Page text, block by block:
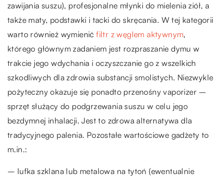
zawijania suszu), profesjonalne młynki do mielenia ziół, a
także maty, podstawki i tacki do skręcania. W tej kategorii
warto również wymienićfiltr z węglem aktywnym,
którego głównym zadaniem jest rozpraszanie dymu w
trakcie jego wdychania i oczyszczanie go z wszelkich
szkodliwych dla zdrowia substancji smolistych. Niezwykle
pożyteczny okazuje się ponadto przenośny vaporizer –
sprzęt służący do podgrzewania suszu w celu jego
bezdymnej inhalacji. Jest to zdrowa alternatywa dla
tradycyjnego palenia. Pozostałe wartościowe gadżety to
m.in.:
– lufka szklana lub metalowa na tytoń (ewentualnie